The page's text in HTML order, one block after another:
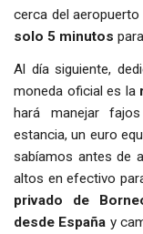
cerca del
solo 5 minutos
Al día siguiente,
moneda oficial es la
hará manejar
estancia, un euro
sabíamos antes de
altos en efectivo
privado de
desde España y